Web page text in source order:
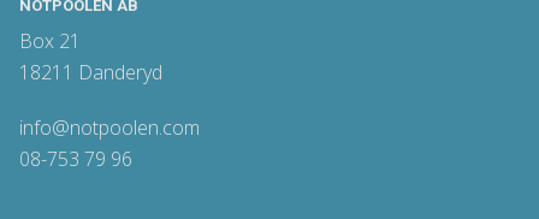
NOTPOOLEN AB
Box 21
18211 Danderyd
info@notpoolen.com
08-753 79 96